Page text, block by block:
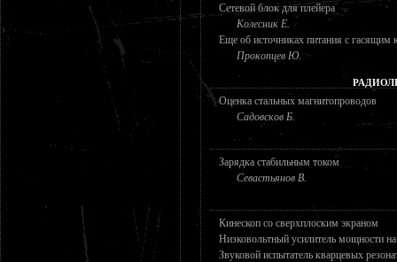
Сетевой блок для плейера
Колесник Е.
Еще об источниках питания с гасящим
Прокопцев Ю.
Оценка стальных магнитопроводов
Садовсков Б.
Зарядка стабильным током
Севастьянов В.
Кинескоп со сверхплоским экраном
Низковольтный усилитель мощности
Звуковой испытатель кварцевых